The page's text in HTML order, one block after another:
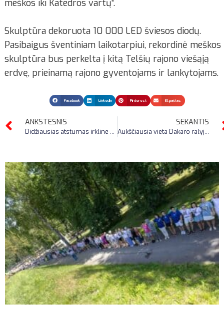
meškos iki Katedros vartų“.
Skulptūra dekoruota 10 000 LED šviesos diodų.
Pasibaigus šventiniam laikotarpiui, rekordinė meškos
skulptūra bus perkelta į kitą Telšių rajono viešąją
erdvę, prieinamą rajono gyventojams ir lankytojams.
Facebook LinkedIn Pinterest El.paštas
ANKSTESNIS
Didžiausias atstumas irkline valtimi
SEKANTIS
Aukščiausia vieta Dakaro ralyje (automobilių klasė)